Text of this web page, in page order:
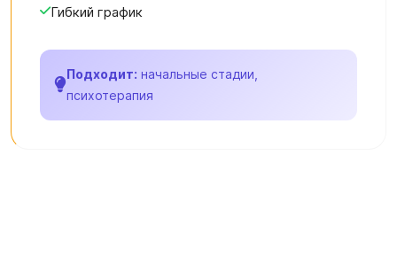
Гибкий график
Подходит: начальные стадии,
психотерапия